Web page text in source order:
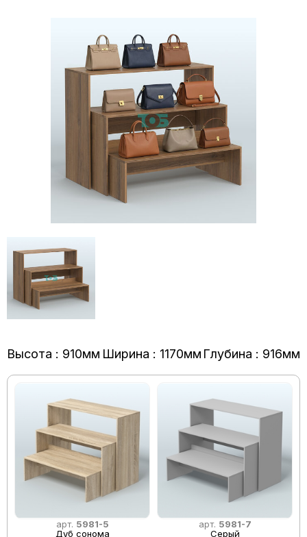
Высота : 910мм Ширина : 1170мм Глубина : 916мм
арт. 5981-5
Дуб сонома
арт. 5981-7
Серый